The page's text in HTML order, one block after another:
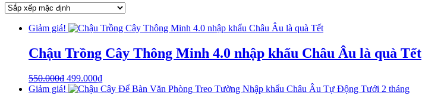
Giảm giá!
Chậu Trồng Cây Thông Minh 4.0 nhập khẩu Châu Âu là quà Tết
550.000₫ 499.000₫
Giảm giá!